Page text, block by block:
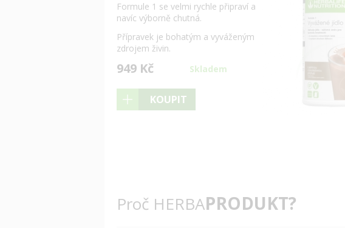
Formule 1 se velmi rychle připraví a
navíc výborně chutná.
Přípravek je bohatým a vyváženým
zdrojem živin.
949 Kč Skladem
KOUPIT
Proč HERBAPRODUKT?